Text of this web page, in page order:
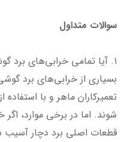
سوالات متداول
۱. آیا تمامی خرابی‌های برد
بسیاری از خرابی‌های برد
تعمیرکاران ماهر و با استفاده
شوند. اما در برخی موارد،
قطعات اصلی برد دچار آسیب